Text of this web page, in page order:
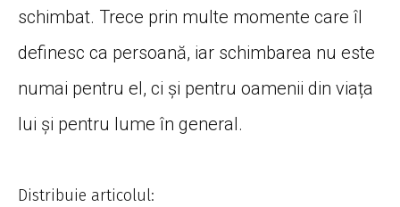
schimbat. Trece prin multe momente care îl
definesc ca persoană, iar schimbarea nu este
numai pentru el, ci și pentru oamenii din viața
lui și pentru lume în general.
Distribuie articolul: